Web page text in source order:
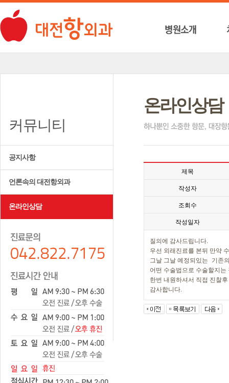
커뮤니티
공지사항
언론속의 대전항외과
온라인상담
온라인상담
제목
작성자
조회수
작성일자
질의에 감사드립니다.
우선 외래진료를 본뒤 만약
그날 그날 예정되있는 기존
어떤 수술법으로 수술할지
한번 내원하셔서 직접 진찰
감사합니다.